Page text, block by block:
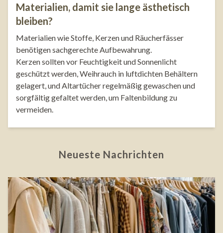
Materialien, damit sie lange ästhetisch
bleiben?
Materialien wie Stoffe, Kerzen und Räucherfässer
benötigen sachgerechte Aufbewahrung.
Kerzen sollten vor Feuchtigkeit und Sonnenlicht
geschützt werden, Weihrauch in luftdichten Behältern
gelagert, und Altartücher regelmäßig gewaschen und
sorgfältig gefaltet werden, um Faltenbildung zu
vermeiden.
Neueste Nachrichten